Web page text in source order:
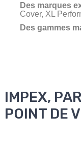
Des marques
Cover, XL
Des gammes
IMPEX,
POINT DE